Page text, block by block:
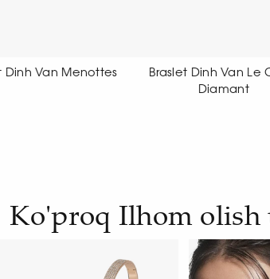
Dinh Van Le Cube
Braslet Dinh Van
Diamant
Ko'proq Ilhom olish